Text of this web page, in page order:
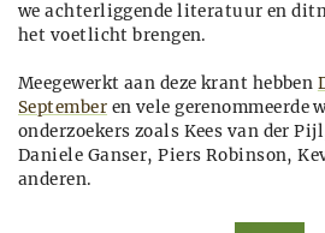
we achterliggende literatuur en
het voetlicht brengen.
Meegewerkt aan deze krant hebben
September en vele gerenommeerde
onderzoekers zoals Kees van der
Daniele Ganser, Piers Robinson,
anderen.